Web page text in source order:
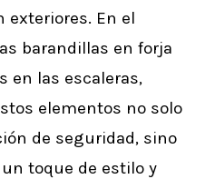
exteriores. En el
barandillas en forja
en las escaleras,
elementos no solo
de seguridad, sino
toque de estilo y